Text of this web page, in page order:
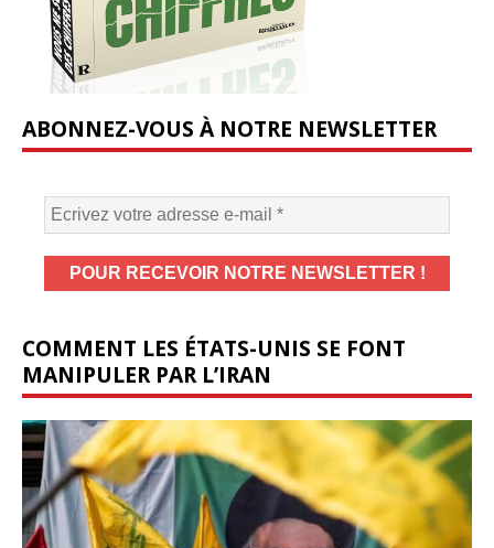
ABONNEZ-VOUS À NOTRE NEWSLETTER
COMMENT LES ÉTATS-UNIS SE FONT
MANIPULER PAR L’IRAN